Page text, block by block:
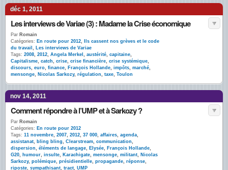
déc 1, 2011
Les interviews de Variae (3) : Madame la Crise économique
Par Romain
Catégories: En route pour 2012,
Ils cassent nos grèves et le code
du travail , Les interviews de Variae
Tags: 2008, 2012, Angela Merkel , austérité, capitaine,
Capitalisme, catch, crise, crise financière, crise systémique,
discours, euro, finance, François Hollande, impôts, marché,
mensonge, Nicolas Sarkozy, régulation, taxe, Toulon
nov 14, 2011
Comment répondre à l’UMP et à Sarkozy ?
Par Romain
Catégories: En route pour 2012
Tags: 11 novembre, 2007, 2012, 37 000, affaires, agenda,
assistanat, bling bling, Clearstream, communication,
dispersion, éléments de langage, Elysée, François Hollande,
G20, humour, insulte, Karachigate, mensonge, militant, Nicolas
Sarkozy, polémique, présidientielle, propagande, réponse,
riposte, sympathisant, tract, UMP